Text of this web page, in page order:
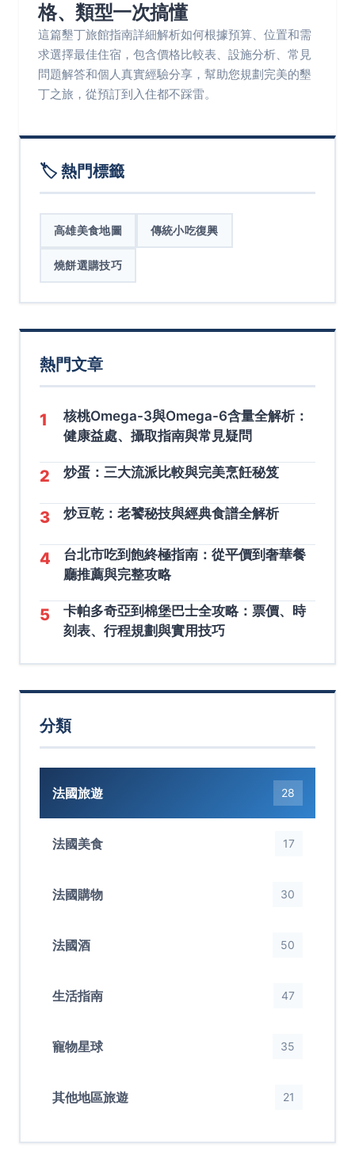
格、類型一次搞懂
這篇墾丁旅館指南詳細解析如何根據預算、位置和需
求選擇最佳住宿，包含價格比較表、設施分析、常見
問題解答和個人真實經驗分享，幫助您規劃完美的墾
丁之旅，從預訂到入住都不踩雷。
🏷️ 熱門標籤
高雄美食地圖 傳統小吃復興
燒餅選購技巧
熱門文章
1
核桃Omega-3與Omega-6含量全解析：
健康益處、攝取指南與常見疑問
2 炒蛋：三大流派比較與完美烹飪秘笈
3 炒豆乾：老饕秘技與經典食譜全解析
4
台北市吃到飽終極指南：從平價到奢華餐
廳推薦與完整攻略
5
卡帕多奇亞到棉堡巴士全攻略：票價、時
刻表、行程規劃與實用技巧
分類
法國旅遊 28
法國美食 17
法國購物 30
法國酒 50
生活指南 47
寵物星球 35
其他地區旅遊 21